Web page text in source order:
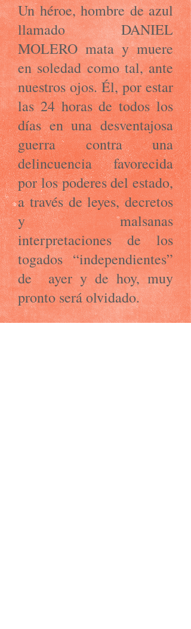
Un héroe, hombre de azul
llamado DANIEL
MOLERO mata y muere
en soledad como tal, ante
nuestros ojos. Él, por estar
las 24 horas de todos los
días en una desventajosa
guerra contra una
delincuencia favorecida
por los poderes del estado,
a través de leyes, decretos
y malsanas
interpretaciones de los
togados “independientes”
de ayer y de hoy, muy
pronto será olvidado.